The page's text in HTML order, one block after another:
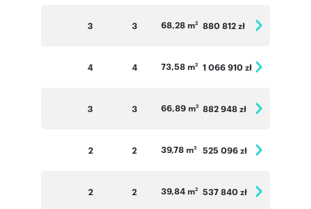
3 3 68,28 m2 880 812 zł
4 4 73,58 m2 1 066 910 zł
3 3 66,89 m2 882 948 zł
2 2 39,78 m2 525 096 zł
2 2 39,84 m2 537 840 zł